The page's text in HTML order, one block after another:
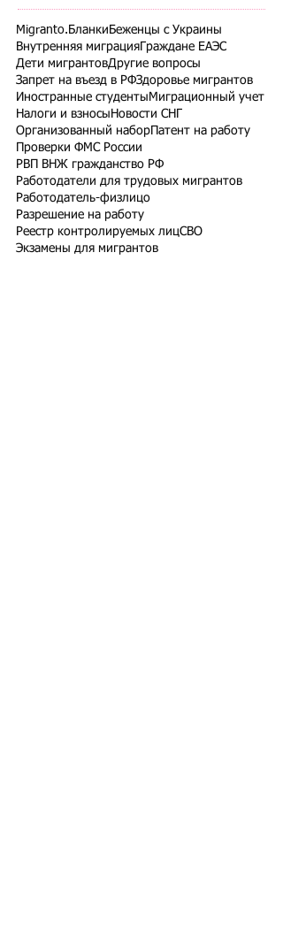
Migranto.Бланки Беженцы с Украины
Внутренняя миграция Граждане ЕАЭС
Дети мигрантовДругие вопросы
Запрет на въезд в РФЗдоровье мигрантов
Иностранные студенты Миграционный учет
Налоги и взносы Новости СНГ
Организованный набор Патент на работу
Проверки ФМС России
РВП ВНЖ гражданство РФ
Работодатели для трудовых мигрантов
Работодатель-физлицо
Разрешение на работу
Реестр контролируемых лицСВО
Экзамены для мигрантов